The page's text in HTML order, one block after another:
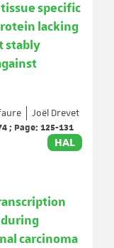
specific
lacking
stably
Joël Drevet
; Page: 125-131
HAL
carcinoma